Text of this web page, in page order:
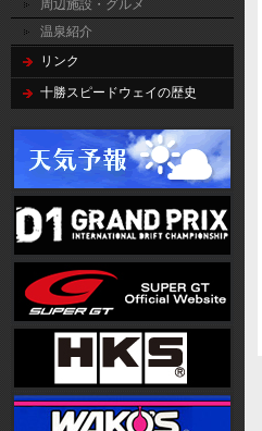
周辺施設・グルメ
温泉紹介
リンク
十勝スピードウェイの歴史